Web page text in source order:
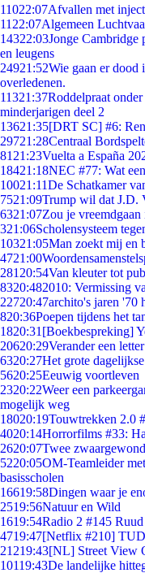
11022:07Afvallen met
11 22:07Algemeen
14322:03Jonge Cambridge
en leugens
24921:52Wie gaan er dood
overledenen.
11321:37Roddelpraat
minderjarigen deel 2
13621:35[DRT SC] #6:
29721:28Centraal
81 21:23Vuelta a España
18421:18NEC #77: Wat
10021:11De Schatkamer
7521:09Trump wil dat J.D.
6321:07Zou je
321:06Scholensysteem
10321:05Man zoekt mij en
4721:00
281 20:54Van kleuter tot
8320:482010: Vermissing
22720:47archito's jaren '70
820:36Poepen tijdens het
1820:31 [Boekbespreking]
20620:29Verander een
6320:27Het grote
5620:25Eeuwig voortleven
2320:22Weer een
mogelijk weg
18020:19Touwtrekken 2.0
4020:14Horrorfilms #33:
2620:07Twee
5220:05OM-Teamleider
basisscholen
16619:58Dingen waar je
2519:56Natuur en Wild
1619:54Radio 2 #145
4719:47[Netflix #210]
21219:43[NL] Street View
10119:43De landelijke